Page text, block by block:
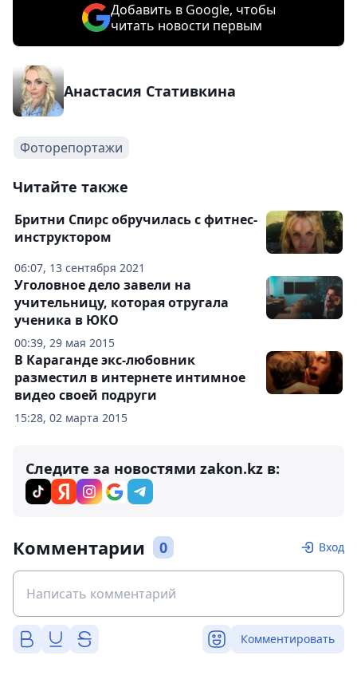
Добавить в Google, чтобы
читать новости первым
Анастасия Стативкина
Фоторепортажи
Читайте также
06:07, 13 сентября 2021
Бритни Спирс обручилась с фитнес-
инструктором
00:39, 29 мая 2015
Уголовное дело завели на
учительницу, которая отругала
ученика в ЮКО
15:28, 02 марта 2015
В Караганде экс-любовник
разместил в интернете интимное
видео своей подруги
Следите за новостями zakon.kz в:
Комментарии 0 Вход
Комментировать